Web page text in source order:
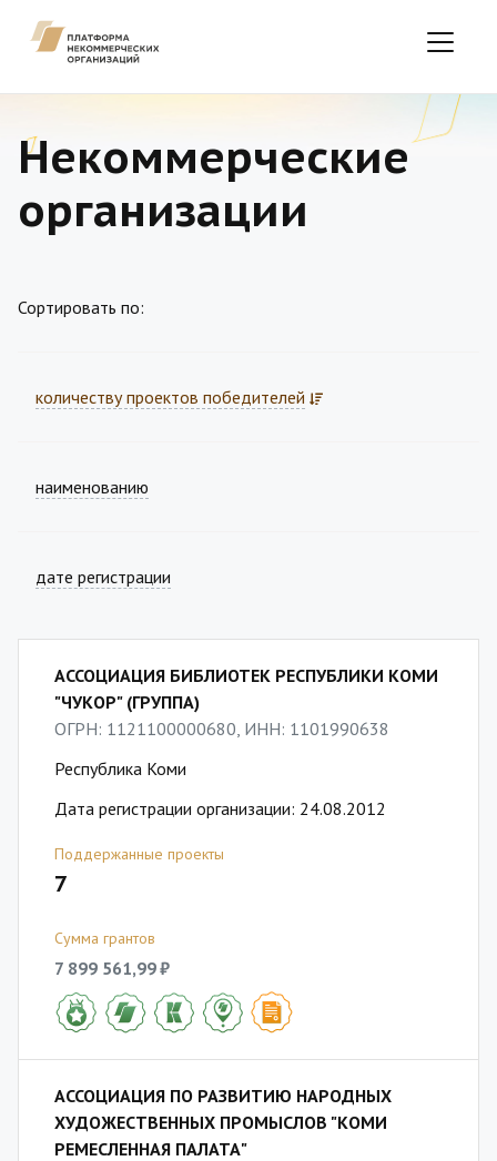
Некоммерческие
организации
Сортировать по:
количеству проектов победителей
наименованию
дате регистрации
АССОЦИАЦИЯ БИБЛИОТЕК РЕСПУБЛИКИ КОМИ
"ЧУКОР" (ГРУППА)
ОГРН: 1121100000680, ИНН: 1101990638
Республика Коми
Дата регистрации организации: 24.08.2012
Поддержанные проекты
7
Сумма грантов
7 899 561,99 ₽
АССОЦИАЦИЯ ПО РАЗВИТИЮ НАРОДНЫХ
ХУДОЖЕСТВЕННЫХ ПРОМЫСЛОВ "КОМИ
РЕМЕСЛЕННАЯ ПАЛАТА"